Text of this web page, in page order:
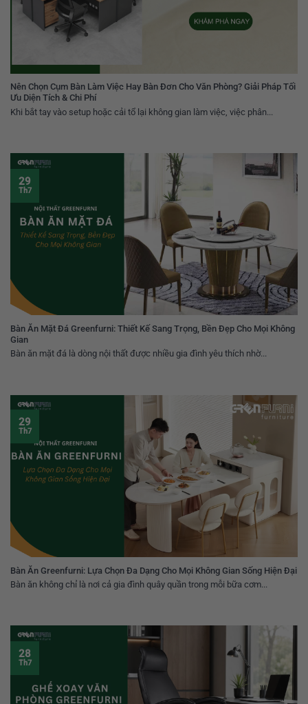
Nên Chọn Cụm Bàn Làm Việc Hay Bàn Đơn Cho Văn Phòng? Giải Pháp Tối
Ưu Diện Tích & Chi Phí
Khi bắt tay vào setup hoặc cải tổ lại không gian làm việc, việc phân...
Bàn Ăn Mặt Đá Greenfurni: Thiết Kế Sang Trọng, Bền Đẹp Cho Mọi Không
Gian
Bàn ăn mặt đá là dòng nội thất được nhiều gia đình yêu thích nhờ...
29
Th7
Bàn Ăn Greenfurni: Lựa Chọn Đa Dạng Cho Mọi Không Gian Sống Hiện Đại
Bàn ăn không chỉ là nơi cả gia đình quây quần trong mỗi bữa cơm...
29
Th7
28
Th7